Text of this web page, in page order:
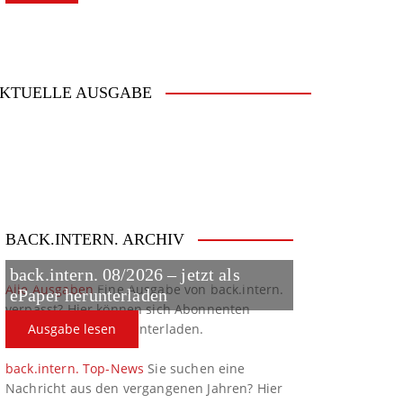
AUSGABE
back.intern. 08/2026 – jetzt als
ePaper herunterladen
Ausgabe lesen
BACK.INTERN. ARCHIV
Alle AusgabenEine Ausgabe von back.intern.
verpasst? Hier können sich Abonnenten
ältere Ausgaben herunterladen.
back.intern. Top-News Sie suchen eine
Nachricht aus den vergangenen Jahren? Hier